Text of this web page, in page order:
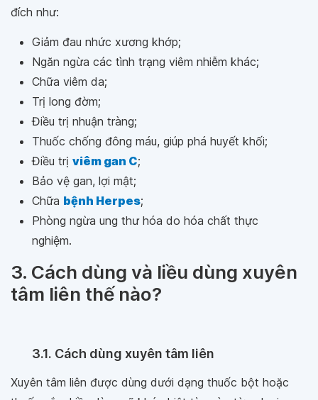
đích như:
Giảm đau nhức xương khớp;
Ngăn ngừa các tình trạng viêm nhiễm khác;
Chữa viêm da;
Trị long đờm;
Điều trị nhuận tràng;
Thuốc chống đông máu, giúp phá huyết khối;
Điều trị viêm gan C;
Bảo vệ gan, lợi mật;
Chữa bệnh Herpes;
Phòng ngừa ung thư hóa do hóa chất thực
nghiệm.
3. Cách dùng và liều dùng xuyên
tâm liên thế nào?
3.1. Cách dùng xuyên tâm liên
Xuyên tâm liên được dùng dưới dạng thuốc bột hoặc